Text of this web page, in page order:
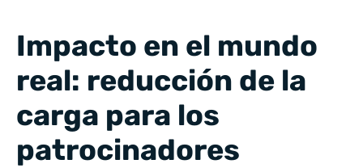
Impacto en el mundo
real: reducción de la
carga para los
patrocinadores